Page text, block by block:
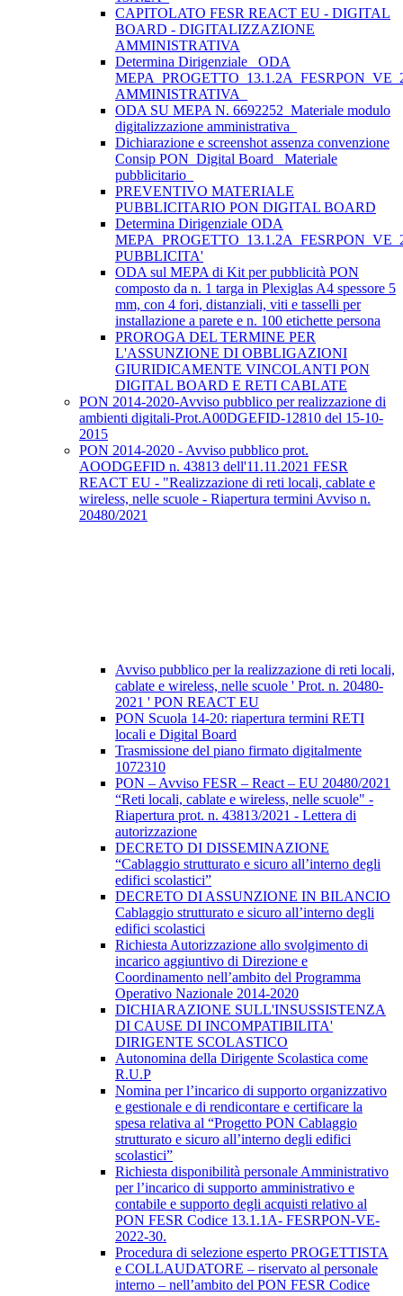
CAPITOLATO FESR REACT EU - DIGITAL
BOARD - DIGITALIZZAZIONE
AMMINISTRATIVA
Determina Dirigenziale _ODA
AMMINISTRATIVA_
ODA SU MEPA N. 6692252_Materiale modulo
digitalizzazione amministrativa_
Dichiarazione e screenshot assenza convenzione
Consip PON_Digital Board_ Materiale
pubblicitario_
PREVENTIVO MATERIALE
PUBBLICITARIO PON DIGITAL BOARD
Determina Dirigenziale ODA
PUBBLICITA'
ODA sul MEPA di Kit per pubblicità PON
composto da n. 1 targa in Plexiglas A4 spessore 5
mm, con 4 fori, distanziali, viti e tasselli per
installazione a parete e n. 100 etichette persona
PROROGA DEL TERMINE PER
L'ASSUNZIONE DI OBBLIGAZIONI
GIURIDICAMENTE VINCOLANTI PON
DIGITAL BOARD E RETI CABLATE
PON 2014-2020-Avviso pubblico per realizzazione di
ambienti digitali-Prot.A00DGEFID-12810 del 15-10-
2015
PON 2014-2020 - Avviso pubblico prot.
AOODGEFID n. 43813 dell'11.11.2021 FESR
REACT EU - "Realizzazione di reti locali, cablate e
wireless, nelle scuole - Riapertura termini Avviso n.
20480/2021
Avviso pubblico per la realizzazione di reti locali,
cablate e wireless, nelle scuole ' Prot. n. 20480-
2021 ' PON REACT EU
PON Scuola 14-20: riapertura termini RETI
locali e Digital Board
Trasmissione del piano firmato digitalmente
1072310
PON – Avviso FESR – React – EU 20480/2021
“Reti locali, cablate e wireless, nelle scuole" -
Riapertura prot. n. 43813/2021 - Lettera di
autorizzazione
DECRETO DI DISSEMINAZIONE
“Cablaggio strutturato e sicuro all’interno degli
edifici scolastici”
DECRETO DI ASSUNZIONE IN BILANCIO
Cablaggio strutturato e sicuro all’interno degli
edifici scolastici
Richiesta Autorizzazione allo svolgimento di
incarico aggiuntivo di Direzione e
Coordinamento nell’ambito del Programma
Operativo Nazionale 2014-2020
DICHIARAZIONE SULL'INSUSSISTENZA
DI CAUSE DI INCOMPATIBILITA'
DIRIGENTE SCOLASTICO
Autonomina della Dirigente Scolastica come
R.U.P
Nomina per l’incarico di supporto organizzativo
e gestionale e di rendicontare e certificare la
spesa relativa al “Progetto PON Cablaggio
strutturato e sicuro all’interno degli edifici
scolastici”
Richiesta disponibilità personale Amministrativo
per l’incarico di supporto amministrativo e
contabile e supporto degli acquisti relativo al
PON FESR Codice 13.1.1A- FESRPON-VE-
2022-30.
Procedura di selezione esperto PROGETTISTA
e COLLAUDATORE – riservato al personale
interno – nell’ambito del PON FESR Codice